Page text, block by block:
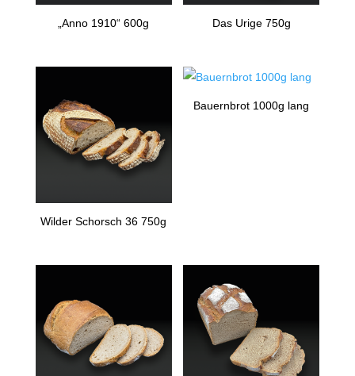
„Anno 1910“ 600g Das Urige 750g
Wilder Schorsch 36 750g
Bauernbrot 1000g lang